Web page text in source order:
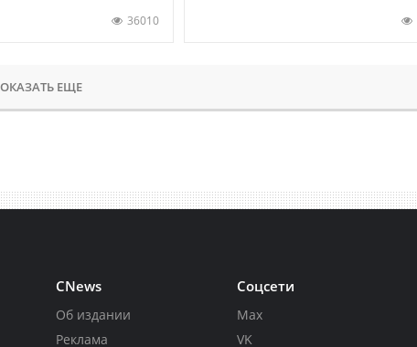
36010
ЕЩЕ
CNews
Об издании
Реклама
Соцсети
Max
VK